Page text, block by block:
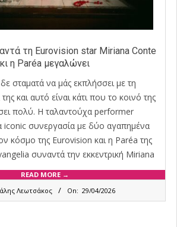
τη Eurovision star Miriana Conte
κι η Paréa μεγαλώνει
σταματά να μάς εκπλήσσει με τη
και αυτό είναι κάτι που το κοινό της
πολύ. Η ταλαντούχα performer
iconic συνεργασία με δύο αγαπημένα
κόσμο της Eurovision και η Paréa της
συναντά την εκκεντρική Miriana
READ MORE →
Λεωτσάκος On: 29/04/2026